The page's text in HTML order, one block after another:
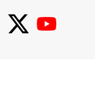
【threads】 【Twitter】